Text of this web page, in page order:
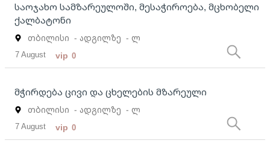
საოჯახო სამზარეულოში, მესაჭიროება, მცხობელი
ქალბატონი
თბილისი - ადგილზე - ლ
7 August vip 0
მჭირდება ცივი და ცხელების მზარეული
თბილისი - ადგილზე - ლ
7 August vip 0